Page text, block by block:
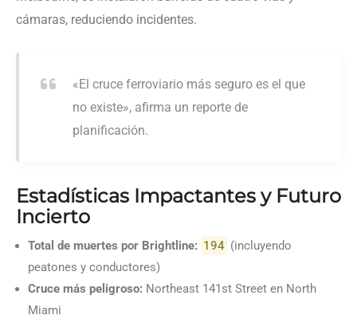
cámaras, reduciendo incidentes.
«El cruce ferroviario más seguro es el que
no existe», afirma un reporte de
planificación.
Estadísticas Impactantes y Futuro
Incierto
Total de muertes por Brightline: 194 (incluyendo
peatones y conductores)
Cruce más peligroso: Northeast 141st Street en North
Miami